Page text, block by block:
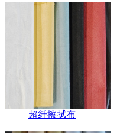
超纤擦拭布